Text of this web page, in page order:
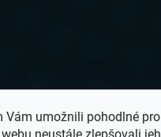
Vám umožnili pohodlné